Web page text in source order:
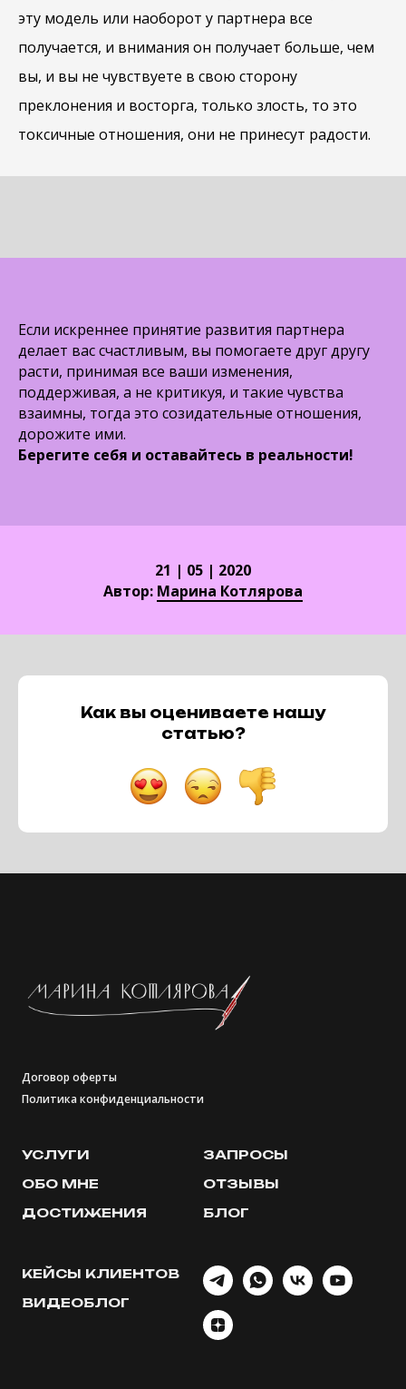
эту модель или наоборот у партнера все
получается, и внимания он получает больше, чем
вы, и вы не чувствуете в свою сторону
преклонения и восторга, только злость, то это
токсичные отношения, они не принесут радости.
Если искреннее принятие развития партнера
делает вас счастливым, вы помогаете друг другу
расти, принимая все ваши изменения,
поддерживая, а не критикуя, и такие чувства
взаимны, тогда это созидательные отношения,
дорожите ими.
Берегите себя и оставайтесь в реальности!
21 | 05 | 2020
Автор: Марина Котлярова
Как вы оцениваете нашу
статью?
Договор оферты
Политика конфиденциальности
УСЛУГИ
ОБО МНЕ
ДОСТИЖЕНИЯ
ЗАПРОСЫ
ОТЗЫВЫ
БЛОГ
КЕЙСЫ КЛИЕНТОВ
ВИДЕОБЛОГ